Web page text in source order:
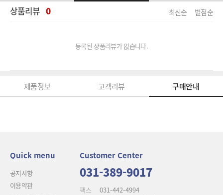
상품리뷰 0 최신순 별점순
등록된 상품리뷰가 없습니다.
제품정보 고객리뷰 구매안내
Quick menu
공지사항
이용약관
Customer Center
031-389-9017
팩스
031-442-4994